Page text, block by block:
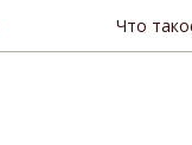
Что